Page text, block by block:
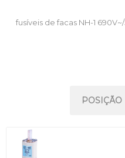
fusíveis de facas NH-1